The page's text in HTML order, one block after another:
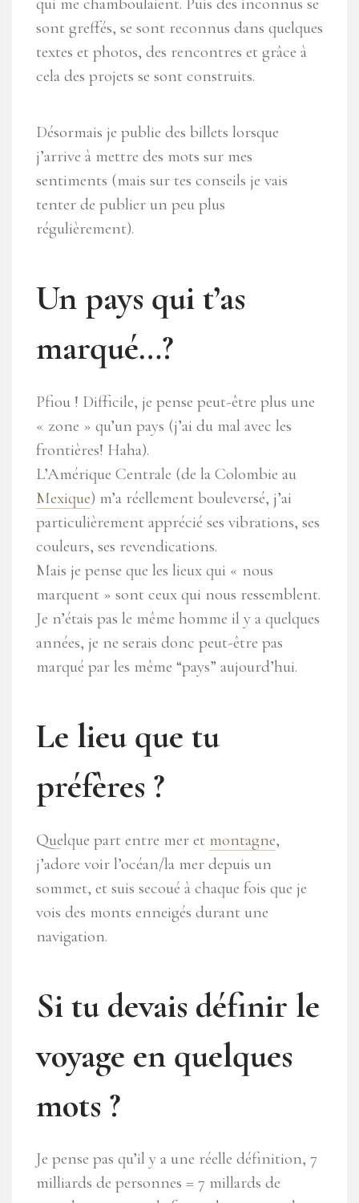
sont greffés, se sont reconnus dans quelques
textes et photos, des rencontres et grâce à
cela des projets se sont construits.
Désormais je publie des billets lorsque
j’arrive à mettre des mots sur mes
sentiments (mais sur tes conseils je vais
tenter de publier un peu plus
régulièrement).
Un pays qui t’as
marqué…?
Pfiou ! Difficile, je pense peut-être plus une
« zone » qu’un pays (j’ai du mal avec les
frontières! Haha).
L’Amérique Centrale (de la Colombie au
Mexique) m’a réellement bouleversé, j’ai
particulièrement apprécié ses vibrations, ses
couleurs, ses revendications.
Mais je pense que les lieux qui « nous
marquent » sont ceux qui nous ressemblent.
Je n’étais pas le même homme il y a quelques
années, je ne serais donc peut-être pas
marqué par les même “pays” aujourd’hui.
Le lieu que tu
préfères ?
Quelque part entre mer et montagne,
j’adore voir l’océan/la mer depuis un
sommet, et suis secoué à chaque fois que je
vois des monts enneigés durant une
navigation.
Si tu devais définir le
voyage en quelques
mots ?
Je pense pas qu’il y a une réelle définition, 7
milliards de personnes = 7 millards de